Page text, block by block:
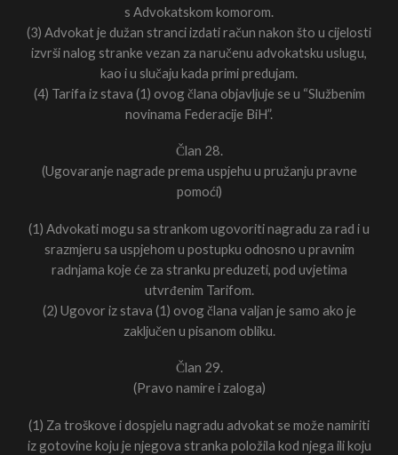
s Advokatskom komorom.
(3) Advokat je dužan stranci izdati račun nakon što u cijelosti
izvrši nalog stranke vezan za naručenu advokatsku uslugu,
kao i u slučaju kada primi predujam.
(4) Tarifa iz stava (1) ovog člana objavljuje se u “Službenim
novinama Federacije BiH”.
Član 28.
(Ugovaranje nagrade prema uspjehu u pružanju pravne
pomoći)
(1) Advokati mogu sa strankom ugovoriti nagradu za rad i u
srazmjeru sa uspjehom u postupku odnosno u pravnim
radnjama koje će za stranku preduzeti, pod uvjetima
utvrđenim Tarifom.
(2) Ugovor iz stava (1) ovog člana valjan je samo ako je
zaključen u pisanom obliku.
Član 29.
(Pravo namire i zaloga)
(1) Za troškove i dospjelu nagradu advokat se može namiriti
iz gotovine koju je njegova stranka položila kod njega ili koju